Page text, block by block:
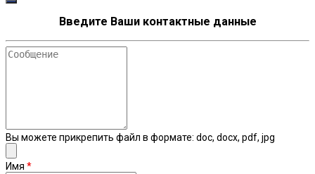
Введите Ваши контактные данные
Сообщение
Вы можете прикрепить файл в формате: doc, docx, pdf, jpg
Имя *